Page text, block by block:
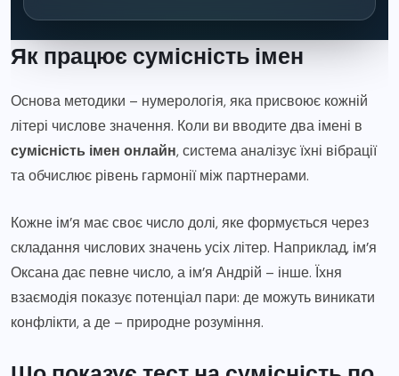
Як працює сумісність імен
Основа методики – нумерологія, яка присвоює кожній
літері числове значення. Коли ви вводите два імені в
сумісність імен онлайн, система аналізує їхні вібрації
та обчислює рівень гармонії між партнерами.
Кожне ім’я має своє число долі, яке формується через
складання числових значень усіх літер. Наприклад, ім’я
Оксана дає певне число, а ім’я Андрій – інше. Їхня
взаємодія показує потенціал пари: де можуть виникати
конфлікти, а де – природне розуміння.